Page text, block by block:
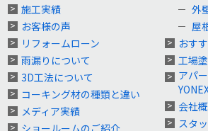
施工実績
お客様の声
リフォームローン
雨漏りについて
3D工法について
コーキング材の種類と違い
メディア実績
ショールームのご紹介
外
屋
おす
工場
アパ
会社
スタ